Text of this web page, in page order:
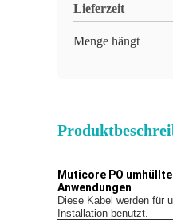
Lieferzeit
Menge hängt
Muticore PO
Anwendungen
Diese Kabel werden für
Installation benutzt.